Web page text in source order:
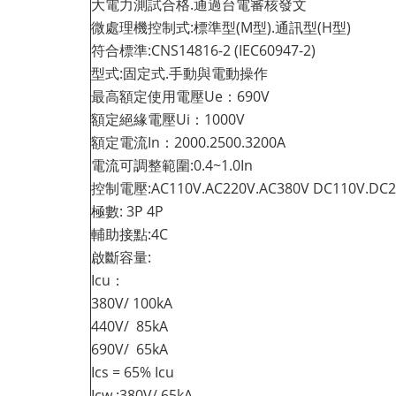
大電力測試合格.通過台電審核發文
微處理機控制式:標準型(M型).通訊型(H型)
符合標準:CNS14816-2 (IEC60947-2)
型式:固定式.手動與電動操作
最高額定使用電壓Ue：690V
額定絕緣電壓Ui：1000V
額定電流In：2000.2500.3200A
電流可調整範圍:0.4~1.0In
控制電壓:AC110V.AC220V.AC380V
極數: 3P 4P
輔助接點:4C
啟斷容量:
Icu：
380V/ 100kA
440V/ 85kA
690V/ 65kA
Ics = 65% Icu